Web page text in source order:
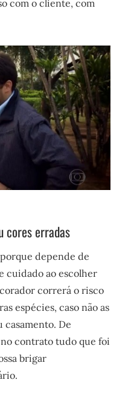
com o cliente, com
cores erradas
depende de
cuidado ao escolher
correrá o risco
espécies, caso não as
De
contrato tudo que foi
brigar